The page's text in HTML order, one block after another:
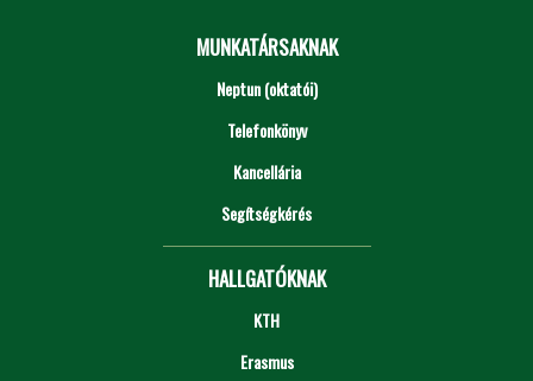
MUNKATÁRSAKNAK
Neptun (oktatói)
Telefonkönyv
Kancellária
Segítségkérés
HALLGATÓKNAK
KTH
Erasmus